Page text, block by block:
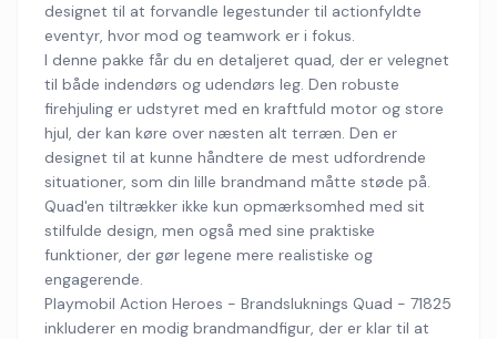
designet til at forvandle legestunder til actionfyldte
eventyr, hvor mod og teamwork er i fokus.
I denne pakke får du en detaljeret quad, der er velegnet
til både indendørs og udendørs leg. Den robuste
firehjuling er udstyret med en kraftfuld motor og store
hjul, der kan køre over næsten alt terræn. Den er
designet til at kunne håndtere de mest udfordrende
situationer, som din lille brandmand måtte støde på.
Quad'en tiltrækker ikke kun opmærksomhed med sit
stilfulde design, men også med sine praktiske
funktioner, der gør legene mere realistiske og
engagerende.
Playmobil Action Heroes - Brandsluknings Quad - 71825
inkluderer en modig brandmandfigur, der er klar til at